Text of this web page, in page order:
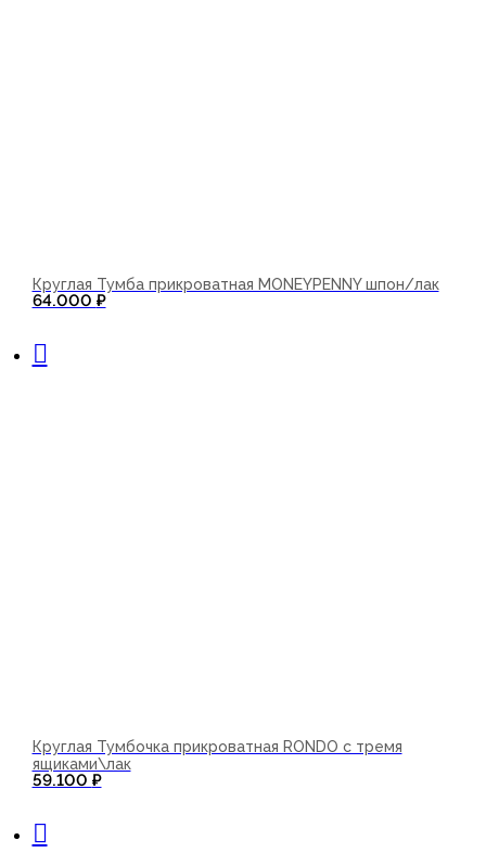
Круглая Тумба прикроватная MONEYPENNY шпон/лак
64.000 ₽
Круглая Тумбочка прикроватная RONDO с тремя
ящиками\лак
59.100 ₽